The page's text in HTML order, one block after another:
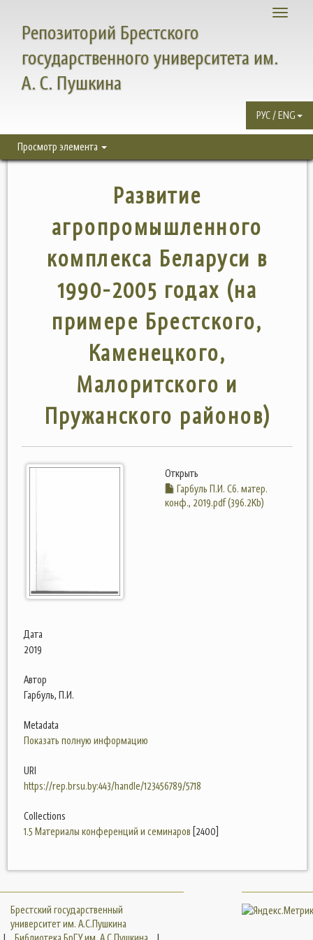
Toggle
Репозиторий Брестского
государственного университета им.
А. С. Пушкина
РУС / ENG
Просмотр элемента
Развитие
агропромышленного
комплекса Беларуси в
1990-2005 годах (на
примере Брестского,
Каменецкого,
Малоритского и
Пружанского районов)
Открыть
Гарбуль П.И. Сб. матер.
конф., 2019.pdf (396.2Kb)
Дата
2019
Автор
Гарбуль, П.И.
Metadata
Показать полную информацию
URI
https://rep.brsu.by:443/handle/123456789/5718
Collections
1.5 Материалы конференций и семинаров [2400]
Брестский государственный
университет им. А.С.Пушкина